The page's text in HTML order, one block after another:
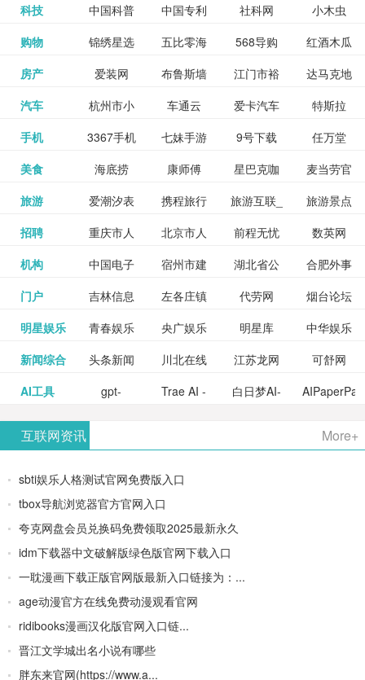
和看过的
电影电视
剧，顺便
打分、写
味，豆瓣
电影会推
荐好电影
给你。
辅助神器 网站
活动
网,txt小说
完结txt小
说-书本网
书_80txt_
区中考志
愿填报系
试-中公教
育网
员局
公务员考
试信息网
更多>>
科技 中国科普
博览
中国专利
信息网
社科网
小木虫
中国科学
院
更多>>
购物 锦绣星选
海淘
五比零海
淘网
568导购
网
红酒木瓜
靓汤官网
淘宝 更多>>
房产 爱装网 布鲁斯墙
纸
江门市裕
华墙纸
达马克地
产
格莱美墙
纸
更多>>
汽车 杭州市小
客车总量
调控管理
车通云 爱卡汽车
导购
特斯拉
百度有驾
网
更多>>
手机 3367手机
游戏
七妹手游 9号下载
任万堂
游戏邦
更多>>
美食 海底捞 康师傅 星巴克咖
啡
麦当劳官
网
心食谱网 更多>>
旅游 爱潮汐表 携程旅行
网
旅游互联_
景点门票
预订
旅游景点
点评-猫途
鹰
北京旅游
网
更多>>
招聘 重庆市人
力资源和
社会保障
北京市人
力资源和
社会保障
前程无忧
招聘网
数英网
聘才网
更多>>
机构 中国电子
检验检疫
业务网
宿州市建
委网
湖北省公
管局
合肥外事
办
湖北省粮
食局
更多>>
门户 吉林信息
网
左各庄镇
论坛
代劳网
烟台论坛
腾讯充值
中心
更多>>
明星娱乐 青春娱乐
网
央广娱乐
网,
明星库 中华娱乐
网
网易娱乐 更多>>
新闻综合 头条新闻 川北在线 江苏龙网
可舒网
巾帼网
更多>>
AI工具 gpt-
OpenAI最
新AI图像
生成器
Trae AI -
境/深度集
成
Doubao-
1.5-pro与
白日梦AI-
- AI论文写
高质量
PPT
互联网资讯 More+
sbti娱乐人格测试官网免费版入口
tbox导航浏览器官方官网入口
夸克网盘会员兑换码免费领取2025最新永久
idm下载器中文破解版绿色版官网下载入口
一耽漫画下载正版官网版最新入口链接为：...
age动漫官方在线免费动漫观看官网
ridibooks漫画汉化版官网入口链...
晋江文学城出名小说有哪些
胖东来官网(https://www.a...